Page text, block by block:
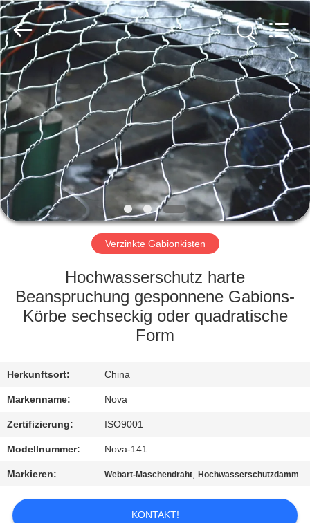
ZU
HAUSE
PRODUKTE
VIDEOS
VR-
ÜBER
UNS
QUALITÄTSKONTROLLE
KONTAKT
MIT
Metal
Wire
Mesh
Products
Co.,
Ltd..
All
Rights
Reserved.
Verzinkte Gabionkisten
Hochwasserschutz harte
Beanspruchung gesponnene Gabions-
Körbe sechseckig oder quadratische
Form
Herkunftsort: China
Markenname: Nova
Zertifizierung: ISO9001
Modellnummer: Nova-141
Markieren: Webart-Maschendraht,Hochwasserschutzdamm
KONTAKT!